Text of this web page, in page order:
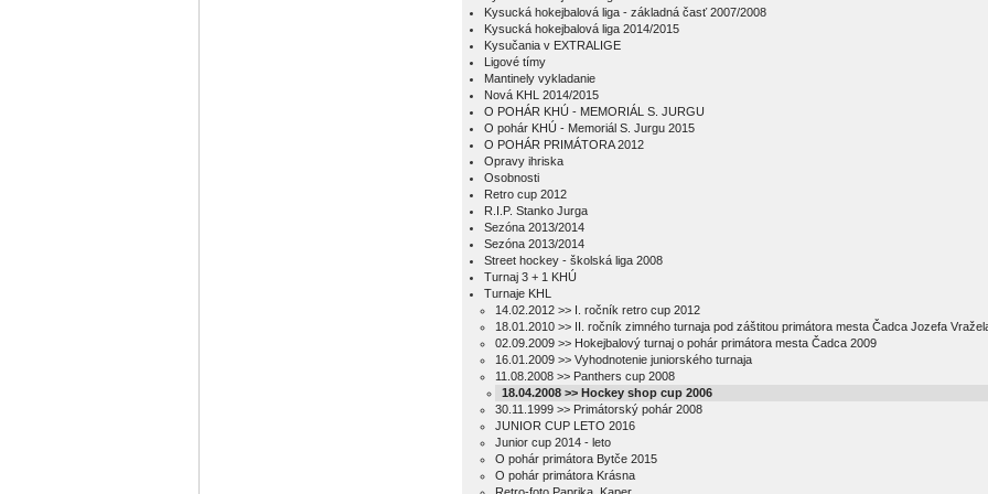
Kysucká hokejbalová liga - základná časť 2007/2008
Kysucká hokejbalová liga 2014/2015
Kysučania v EXTRALIGE
Ligové tímy
Mantinely vykladanie
Nová KHL 2014/2015
O POHÁR KHÚ - MEMORIÁL S. JURGU
O pohár KHÚ - Memoriál S. Jurgu 2015
O POHÁR PRIMÁTORA 2012
Opravy ihriska
Osobnosti
Retro cup 2012
R.I.P. Stanko Jurga
Sezóna 2013/2014
Sezóna 2013/2014
Street hockey - školská liga 2008
Turnaj 3 + 1 KHÚ
Turnaje KHL
14.02.2012 >> I. ročník retro cup 2012
18.01.2010 >> II. ročník zimného turnaja pod záštitou primátora mesta Čadca Jozefa
02.09.2009 >> Hokejbalový turnaj o pohár primátora mesta Čadca 2009
16.01.2009 >> Vyhodnotenie juniorského turnaja
11.08.2008 >> Panthers cup 2008
18.04.2008 >> Hockey shop cup 2006
30.11.1999 >> Primátorský pohár 2008
JUNIOR CUP LETO 2016
Junior cup 2014 - leto
O pohár primátora Bytče 2015
O pohár primátora Krásna